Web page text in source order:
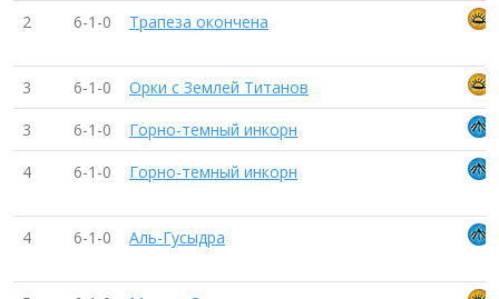
2 6-1-0 Трапеза окончена
3 6-1-0
Орки с Землей Титанов
3
6-1-0
Горно-темный инкорн
4
6-1-0 Горно-темный инкорн
4 6-1-0 Аль-Гусыдра